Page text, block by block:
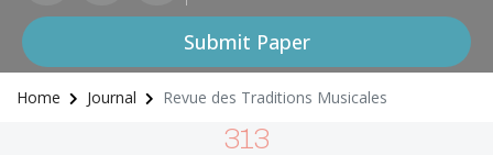
Submit Paper
Home Journal Revue des Traditions Musicales
313